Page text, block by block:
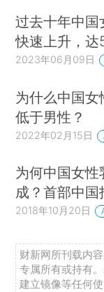
过去十年中
快速上升，达
2023年06月09日
为什么中国女
低于男性？
2022年02月15日
为何中国女
成？首部中国
2018年10月20日
财新网所刊载内
专属所有或持有
建立镜像等任何使